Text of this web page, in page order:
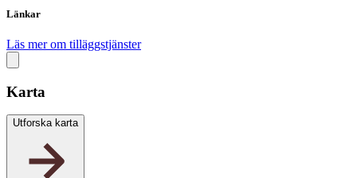
Länkar
Läs mer om tilläggstjänster
Karta
Utforska karta